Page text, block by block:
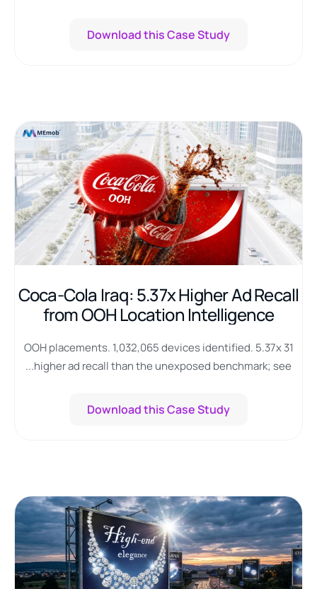
Download this Case Study
Coca-Cola Iraq: 5.37x Higher Ad Recall
from OOH Location Intelligence
31 OOH placements. 1,032,065 devices identified. 5.37x
higher ad recall than the unexposed benchmark; see...
Download this Case Study